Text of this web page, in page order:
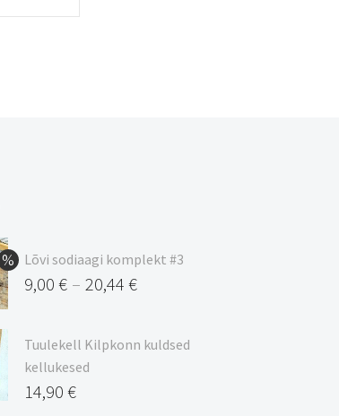
Lõvi sodiaagi komplekt #3
9,00 € – 20,44 €
9,00 €
kuni
20,44 €
Tuulekell Kilpkonn kuldsed
kellukesed
14,90 €